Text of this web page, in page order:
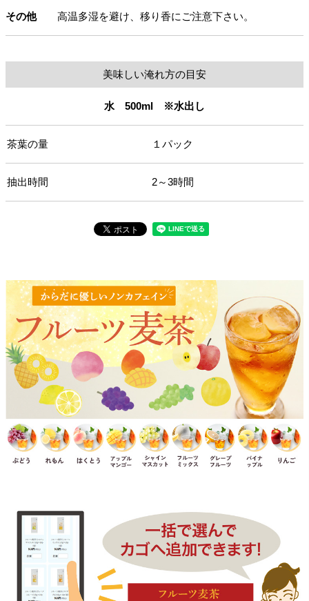
その他 高温多湿を避け、移り香にご注意下さい。
美味しい淹れ方の目安
水 500ml ※水出し
茶葉の量 １パック
抽出時間 2～3時間